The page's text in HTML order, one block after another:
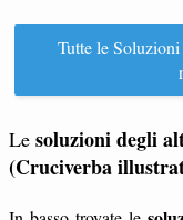
Tutte le
Le soluzioni degli
(Cruciverba